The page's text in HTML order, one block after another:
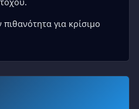
πιθανότητα για κρίσιμο